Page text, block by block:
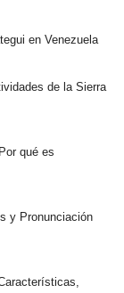
en Venezuela
de la Sierra
qué es
y Pronunciación